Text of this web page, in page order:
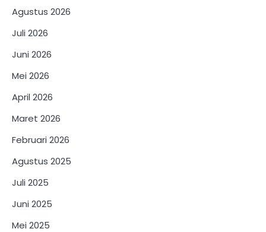
Agustus 2026
Juli 2026
Juni 2026
Mei 2026
April 2026
Maret 2026
Februari 2026
Agustus 2025
Juli 2025
Juni 2025
Mei 2025